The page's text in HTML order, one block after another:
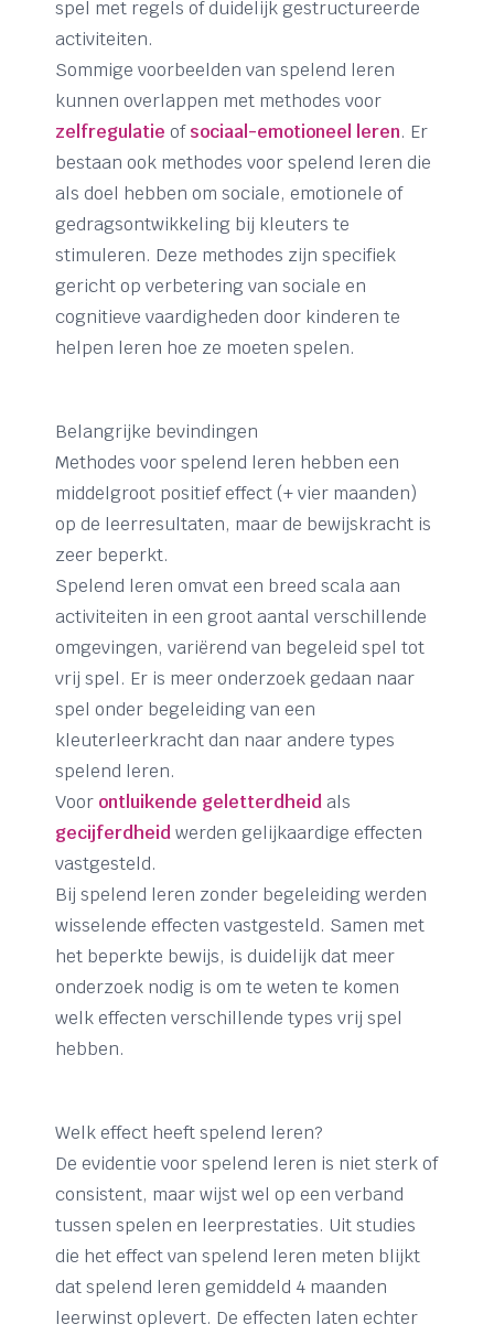
spel met regels of duidelijk gestructureerde
activiteiten.
Sommige voorbeelden van spelend leren
kunnen overlappen met methodes voor
zelfregulatie ofsociaal-emotioneel leren. Er
bestaan ook methodes voor spelend leren die
als doel hebben om sociale, emotionele of
gedragsontwikkeling bij kleuters te
stimuleren. Deze methodes zijn specifiek
gericht op verbetering van sociale en
cognitieve vaardigheden door kinderen te
helpen leren hoe ze moeten spelen.
Belangrijke bevindingen
Methodes voor spelend leren hebben een
middelgroot positief effect (+ vier maanden)
op de leerresultaten, maar de bewijskracht is
zeer beperkt.
Spelend leren omvat een breed scala aan
activiteiten in een groot aantal verschillende
omgevingen, variërend van begeleid spel tot
vrij spel. Er is meer onderzoek gedaan naar
spel onder begeleiding van een
kleuterleerkracht dan naar andere types
spelend leren.
Voor ontluikende geletterdheid als
gecijferdheidwerden gelijkaardige effecten
vastgesteld.
Bij spelend leren zonder begeleiding werden
wisselende effecten vastgesteld. Samen met
het beperkte bewijs, is duidelijk dat meer
onderzoek nodig is om te weten te komen
welk effecten verschillende types vrij spel
hebben.
Welk effect heeft spelend leren?
De evidentie voor spelend leren is niet sterk of
consistent, maar wijst wel op een verband
tussen spelen en leerprestaties. Uit studies
die het effect van spelend leren meten blijkt
dat spelend leren gemiddeld 4 maanden
leerwinst oplevert. De effecten laten echter